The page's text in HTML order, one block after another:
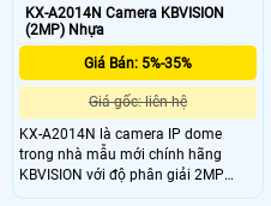
KX-A2014N Camera KBVISION
(2MP) Nhựa
Giá Bán: 5%-35%
Giá gốc: liên hệ
KX-A2014N là camera IP dome
trong nhà mẫu mới chính hãng
KBVISION với độ phân giải 2MP
mang đến hình ảnh sắc nét và chi